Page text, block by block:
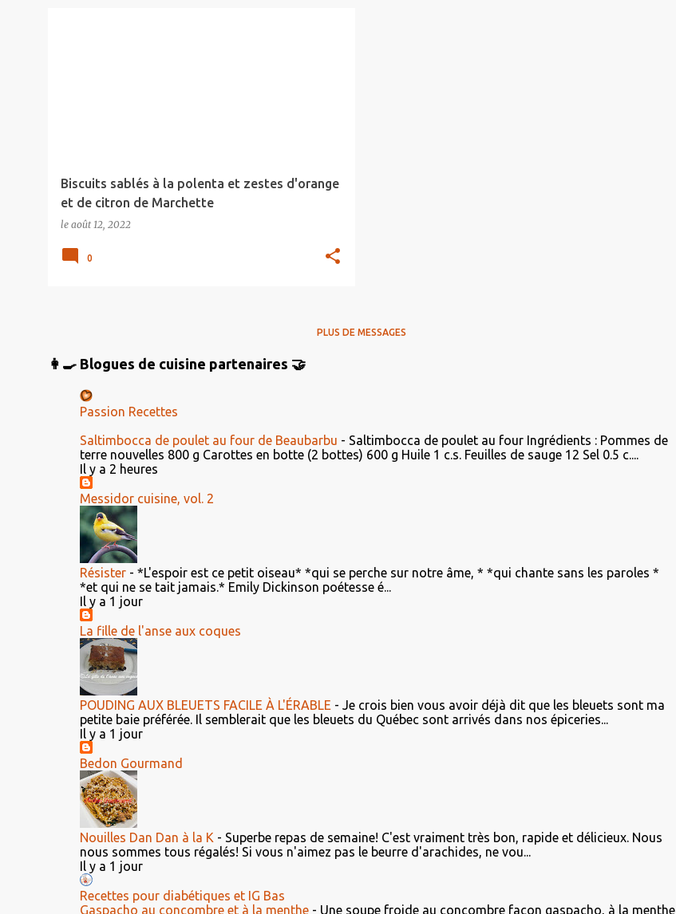
Biscuits sablés à la polenta et zestes d'orange
et de citron de Marchette
le août 12, 2022
0
PLUS DE MESSAGES
👩‍🍳 Blogues de cuisine partenaires 🤝
Passion Recettes
Saltimbocca de poulet au four de Beaubarbu - Saltimbocca de poulet au four Ingrédients : Pommes de
terre nouvelles 800 g Carottes en botte (2 bottes) 600 g Huile 1 c.s. Feuilles de sauge 12 Sel 0.5 c....
Il y a 2 heures
Messidor cuisine, vol. 2
Résister - *L'espoir est ce petit oiseau* *qui se perche sur notre âme, * *qui chante sans les paroles *
*et qui ne se tait jamais.* Emily Dickinson poétesse é...
Il y a 1 jour
La fille de l'anse aux coques
POUDING AUX BLEUETS FACILE À L'ÉRABLE - Je crois bien vous avoir déjà dit que les bleuets sont ma
petite baie préférée. Il semblerait que les bleuets du Québec sont arrivés dans nos épiceries...
Il y a 1 jour
Bedon Gourmand
Nouilles Dan Dan à la K - Superbe repas de semaine! C'est vraiment très bon, rapide et délicieux. Nous
nous sommes tous régalés! Si vous n'aimez pas le beurre d'arachides, ne vou...
Il y a 1 jour
Recettes pour diabétiques et IG Bas
Gaspacho au concombre et à la menthe - Une soupe froide au concombre façon gaspacho, à la menthe